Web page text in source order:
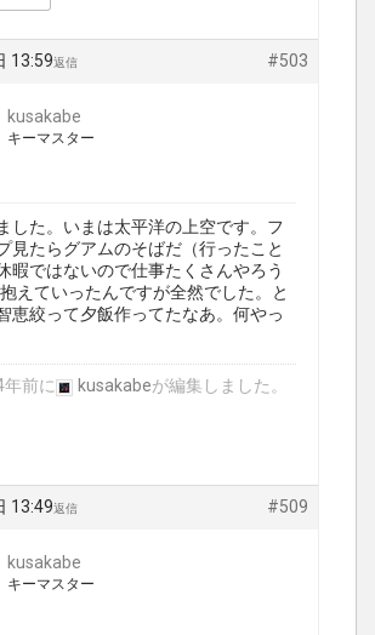
13:59 #503
返信
kusakabe
キーマスター
した。いまは太平洋の上空です。フ
見たらグアムのそばだ（行ったこと
暇ではないので仕事たくさんやろう
えていったんですが全然でした。と
恵絞って夕飯作ってたなあ。何やっ
年前に kusakabeが編集しました。
13:49 #509
返信
kusakabe
キーマスター